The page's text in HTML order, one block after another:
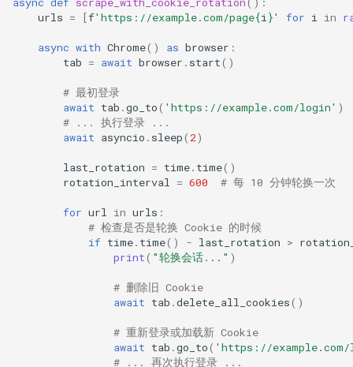
urls = [f'https://example.com/page{i}' for i in
async with Chrome() as browser :
tab = await browser . start()
# 最初登录
await tab .go_to( 'https://example.com/login' )
# ... 执行登录 ...
await asyncio . sleep(2)
last_rotation = time. time()
rotation_interval = 600 # 每 10 分钟轮换一次
for url in urls :
# 检查是否是轮换 Cookie 的时候
if time. time() - last_rotation >
print( "轮换会话..." )
# 删除旧 Cookie
await tab .delete_all_cookies()
# 重新登录或加载新 Cookie
await tab .go_to( 'https://
# ... 再次执行登录 ...